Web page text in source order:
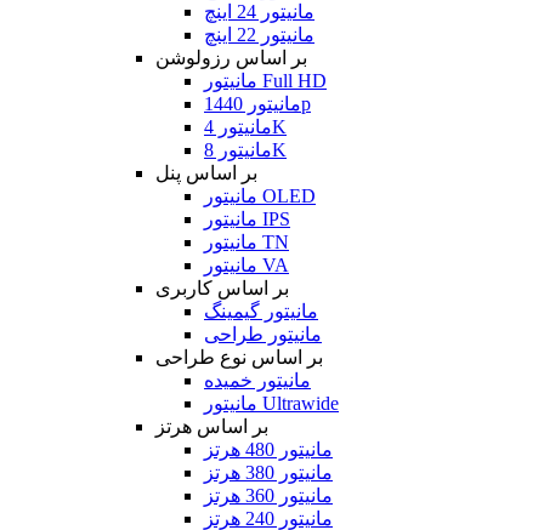
مانیتور 24 اینچ
مانیتور 22 اینچ
بر اساس رزولوشن
مانیتور Full HD
مانیتور 1440p
مانیتور 4K
مانیتور 8K
بر اساس پنل
مانیتور OLED
مانیتور IPS
مانیتور TN
مانیتور VA
بر اساس کاربری
مانیتور گیمینگ
مانیتور طراحی
بر اساس نوع طراحی
مانیتور خمیده
مانیتور Ultrawide
بر اساس هرتز
مانیتور 480 هرتز
مانیتور 380 هرتز
مانیتور 360 هرتز
مانیتور 240 هرتز